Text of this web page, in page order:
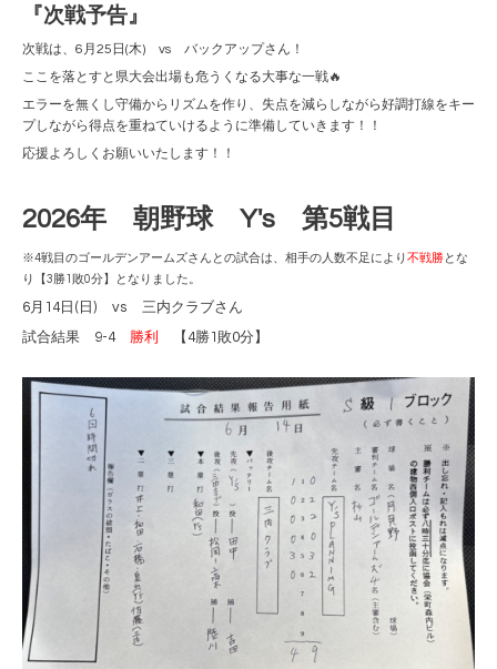
『次戦予告』
次戦は、6月25日(木) vs バックアップさん！
ここを落とすと県大会出場も危うくなる大事な一戦🔥
エラーを無くし守備からリズムを作り、失点を減らしながら好調打線をキー
プしながら得点を重ねていけるように準備していきます！！
応援よろしくお願いいたします！！
2026年 朝野球 Y's 第5戦目
※4戦目のゴールデンアームズさんとの試合は、相手の人数不足により不戦勝とな
り【3勝1敗0分】となりました。
6月14日(日) vs 三内クラブさん
試合結果 9-4 勝利 【4勝1敗0分】